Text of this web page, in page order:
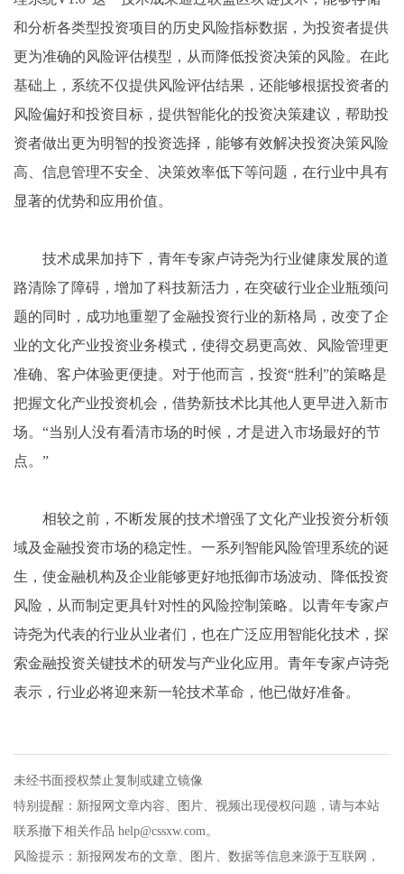
和分析各类型投资项目的历史风险指标数据，为投资者提供
更为准确的风险评估模型，从而降低投资决策的风险。在此
基础上，系统不仅提供风险评估结果，还能够根据投资者的
风险偏好和投资目标，提供智能化的投资决策建议，帮助投
资者做出更为明智的投资选择，能够有效解决投资决策风险
高、信息管理不安全、决策效率低下等问题，在行业中具有
显著的优势和应用价值。
技术成果加持下，青年专家卢诗尧为行业健康发展的道
路清除了障碍，增加了科技新活力，在突破行业企业瓶颈问
题的同时，成功地重塑了金融投资行业的新格局，改变了企
业的文化产业投资业务模式，使得交易更高效、风险管理更
准确、客户体验更便捷。对于他而言，投资“胜利”的策略是
把握文化产业投资机会，借势新技术比其他人更早进入新市
场。“当别人没有看清市场的时候，才是进入市场最好的节
点。”
相较之前，不断发展的技术增强了文化产业投资分析领
域及金融投资市场的稳定性。一系列智能风险管理系统的诞
生，使金融机构及企业能够更好地抵御市场波动、降低投资
风险，从而制定更具针对性的风险控制策略。以青年专家卢
诗尧为代表的行业从业者们，也在广泛应用智能化技术，探
索金融投资关键技术的研发与产业化应用。青年专家卢诗尧
表示，行业必将迎来新一轮技术革命，他已做好准备。
未经书面授权禁止复制或建立镜像
特别提醒：新报网文章内容、图片、视频出现侵权问题，请与本站
联系撤下相关作品 help@cssxw.com。
风险提示：新报网发布的文章、图片、数据等信息来源于互联网，